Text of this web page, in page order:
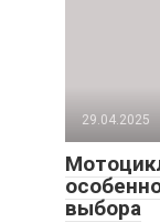
29.04.2025
выбора